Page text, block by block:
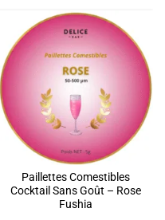
Paillettes Comestibles
Cocktail Sans Goût – Rose
Fushia